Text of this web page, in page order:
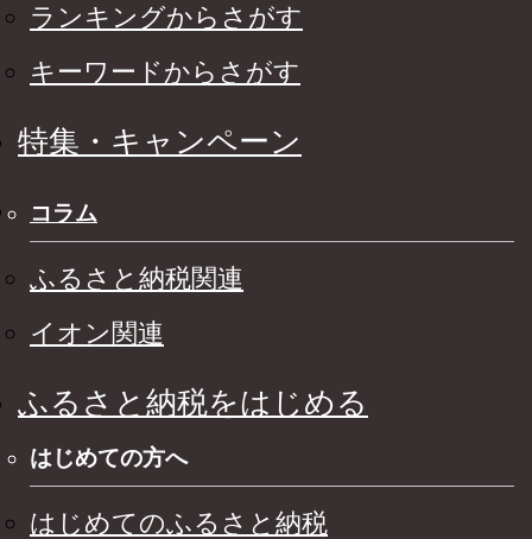
ランキングからさがす
キーワードからさがす
特集・キャンペーン
コラム
ふるさと納税関連
イオン関連
ふるさと納税をはじめる
はじめての方へ
はじめてのふるさと納税